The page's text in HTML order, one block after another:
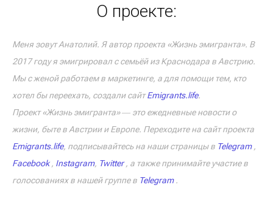
О проекте:
Меня зовут Анатолий. Я автор проекта «Жизнь эмигранта». В
2017 году я эмигрировал с семьёй из Краснодара в Австрию.
Мы с женой работаем в маркетинге, а для помощи тем, кто
хотел бы переехать, создали сайтEmigrants.life.
Проект «Жизнь эмигранта» ― это ежедневные новости о
жизни, быте в Австрии и Европе. Переходите на сайт проекта
Emigrants.life, подписывайтесь на наши страницы в Telegram,
Facebook, Instagram, Twitter, а также принимайте участие в
голосованиях в нашей группе в Telegram.